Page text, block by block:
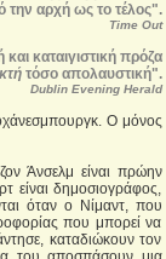
την αρχή ως το τέλος".
Time Out
καταιγιστική πρόζα
τόσο απολαυστική".
Dublin Evening Herald
Ο μόνος
Άνσελμ είναι πρώην
είναι δημοσιογράφος,
όταν ο Νίμαντ, που
που μπορεί να
καταδιώκουν τον